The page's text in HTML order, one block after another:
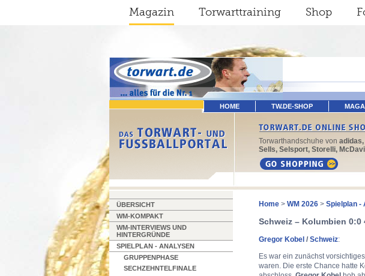
Magazin Torwarttraining Shop
HOME TW.DE-SHOP
Torwarthandschuhe von
Sells, Selsport, Storelli,
ÜBERSICHT
WM-KOMPAKT
WM-INTERVIEWS UND
HINTERGRÜNDE
SPIELPLAN - ANALYSEN
GRUPPENPHASE
SECHZEHNTELFINALE
Home > WM 2026 > Spielplan -
Schweiz – Kolumbien 0:0
Gregor Kobel / Schweiz:
Es war ein zunächst
waren. Die erste Chance hatte